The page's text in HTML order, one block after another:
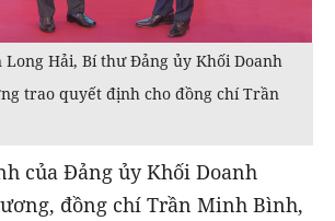
Hải, Bí thư Đảng ủy Khối Doanh
trao quyết định cho đồng chí Trần
của Đảng ủy Khối Doanh
đồng chí Trần Minh Bình,